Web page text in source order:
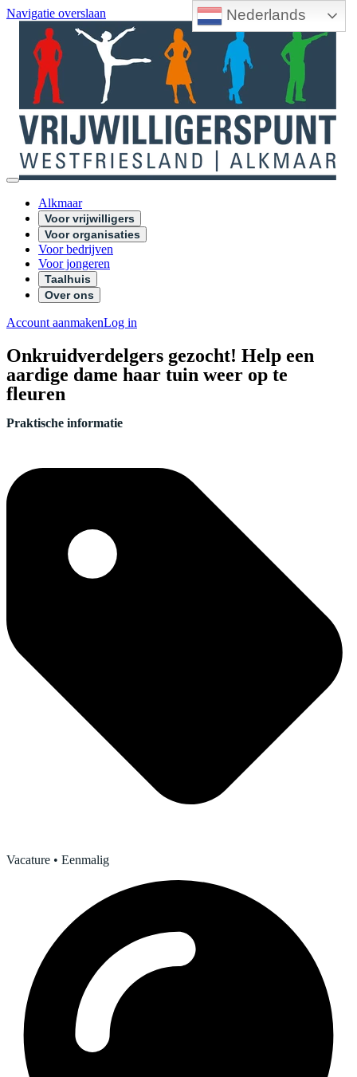
Nederlands
Navigatie overslaan
Alkmaar
Voor vrijwilligers
Voor organisaties
Voor bedrijven
Voor jongeren
Taalhuis
Over ons
Account aanmakenLog in
Onkruidverdelgers gezocht! Help een
aardige dame haar tuin weer op te
fleuren
Praktische informatie
Vacature • Eenmalig